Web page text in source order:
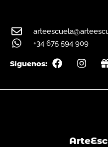
+34 675 594 909
Síguenos:
F
a
e
I
n
t
m
i